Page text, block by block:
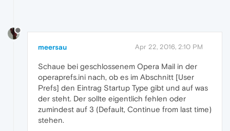
meersau Apr 22, 2016, 2:10 PM
Schaue bei geschlossenem Opera Mail in der
operaprefs.ini nach, ob es im Abschnitt [User
Prefs] den Eintrag Startup Type gibt und auf was
der steht. Der sollte eigentlich fehlen oder
zumindest auf 3 (Default, Continue from last time)
stehen.